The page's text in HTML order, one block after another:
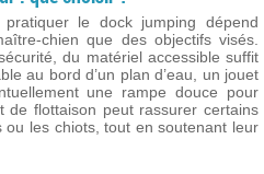
le dock jumping dépend
chien que des objectifs visés.
du matériel accessible suffit
au bord d’un plan d’eau, un jouet
une rampe douce pour
de flottaison peut rassurer certains
les chiots, tout en soutenant leur